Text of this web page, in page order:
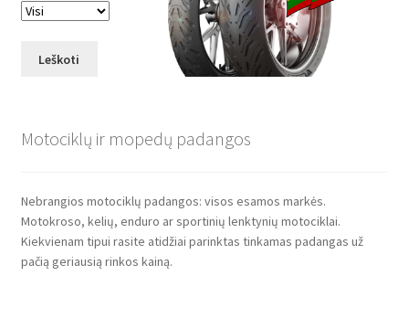
Leškoti
Motociklų ir mopedų padangos
Nebrangios motociklų padangos: visos esamos markės.
Motokroso, kelių, enduro ar sportinių lenktynių motociklai.
Kiekvienam tipui rasite atidžiai parinktas tinkamas padangas už
pačią geriausią rinkos kainą.